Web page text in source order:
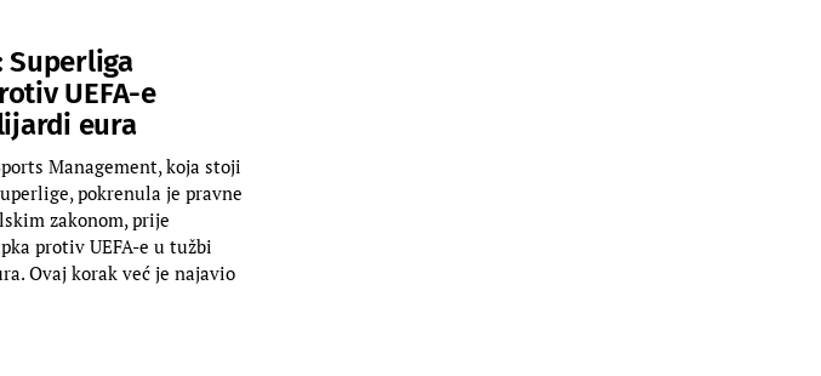
Superliga
UEFA-e
eura
Management, koja stoji
pokrenula je pravne
zakonom, prije
protiv UEFA-e u tužbi
Ovaj korak već je najavio